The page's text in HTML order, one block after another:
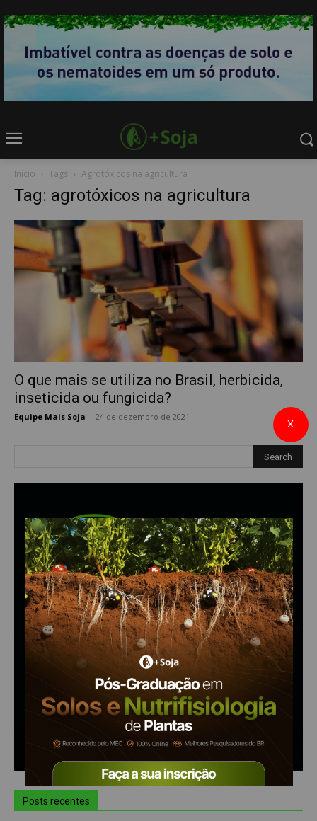
Início Tags Agrotóxicos na agricultura
Tag: agrotóxicos na agricultura
O que mais se utiliza no Brasil, herbicida,
inseticida ou fungicida?
Equipe Mais Soja 24 de dezembro de 2021
Posts recentes
X